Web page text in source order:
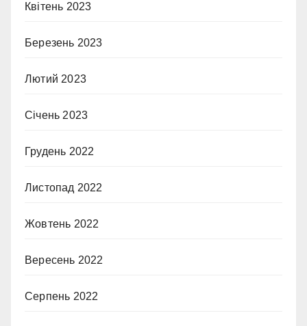
Квітень 2023
Березень 2023
Лютий 2023
Січень 2023
Грудень 2022
Листопад 2022
Жовтень 2022
Вересень 2022
Серпень 2022